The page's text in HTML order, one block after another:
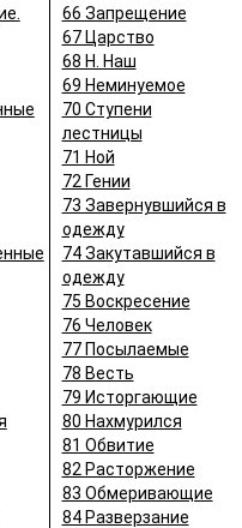
66 Запрещение
67 Царство
68 Н. Наш
69 Неминуемое
70 Ступени
лестницы
71 Ной
72 Гении
73 Завернувшийся в
одежду
74 Закутавшийся в
одежду
75 Воскресение
76 Человек
77 Посылаемые
78 Весть
79 Исторгающие
80 Нахмурился
81 Обвитие
82 Расторжение
83 Обмеривающие
84 Разверзание